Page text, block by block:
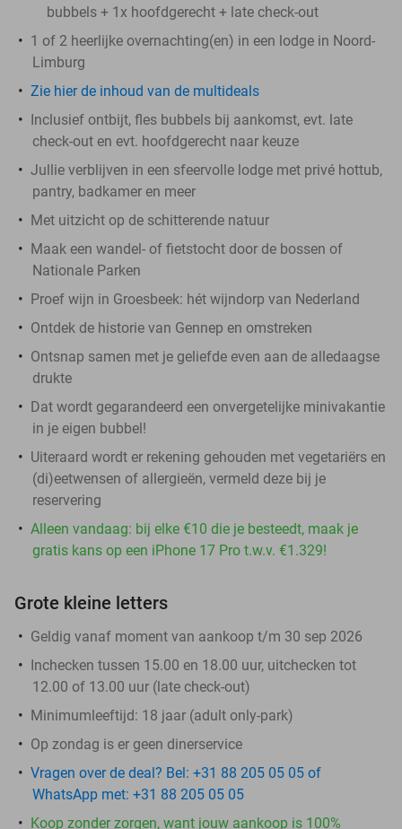
bubbels + 1x hoofdgerecht + late check-out
1 of 2 heerlijke overnachting(en) in een lodge in Noord-
Limburg
Zie hier de inhoud van de multideals
Inclusief ontbijt, fles bubbels bij aankomst, evt. late
check-out en evt. hoofdgerecht naar keuze
Jullie verblijven in een sfeervolle lodge met privé hottub,
pantry, badkamer en meer
Met uitzicht op de schitterende natuur
Maak een wandel- of fietstocht door de bossen of
Nationale Parken
Proef wijn in Groesbeek: hét wijndorp van Nederland
Ontdek de historie van Gennep en omstreken
Ontsnap samen met je geliefde even aan de alledaagse
drukte
Dat wordt gegarandeerd een onvergetelijke minivakantie
in je eigen bubbel!
Uiteraard wordt er rekening gehouden met vegetariërs en
(di)eetwensen of allergieën, vermeld deze bij je
reservering
Alleen vandaag: bij elke €10 die je besteedt, maak je
gratis kans op een iPhone 17 Pro t.w.v. €1.329!
Grote kleine letters
Geldig vanaf moment van aankoop t/m 30 sep 2026
Inchecken tussen 15.00 en 18.00 uur, uitchecken tot
12.00 of 13.00 uur (late check-out)
Minimumleeftijd: 18 jaar (adult only-park)
Op zondag is er geen dinerservice
Vragen over de deal? Bel: +31 88 205 05 05 of
WhatsApp met: +31 88 205 05 05
Koop zonder zorgen, want jouw aankoop is 100%